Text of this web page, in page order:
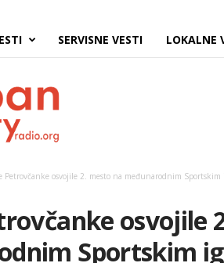
SERVISNE VESTI LOKALNE
Petrovčanke osvojile 2. mesto na međunarodnim
osvojile
Sportskim